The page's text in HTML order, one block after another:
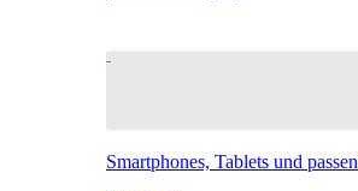
Smartphones, Tablets und